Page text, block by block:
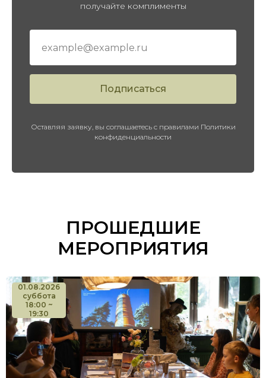
получайте комплименты
Подписаться
Оставляя заявку, вы соглашаетесь с правилами Политики
конфиденциальности
ПРОШЕДШИЕ
МЕРОПРИЯТИЯ
01.08.2026
суббота
18:00 ~
19:30